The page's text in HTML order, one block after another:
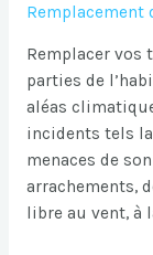
Remplacement
Remplacer vos
parties de
aléas
incidents tels
menaces de
arrachements,
libre au vent, à